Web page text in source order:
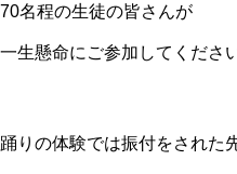
70名程の生徒の皆さんが
一生懸命にご参加してくださ
踊りの体験では振付をされた